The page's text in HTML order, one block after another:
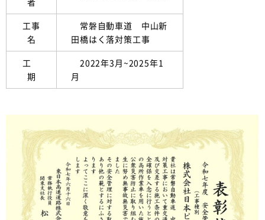
工事
名
常磐自動車道 中山新
田橋はく落対策工事
工
期
2022年3月~2025年1
月